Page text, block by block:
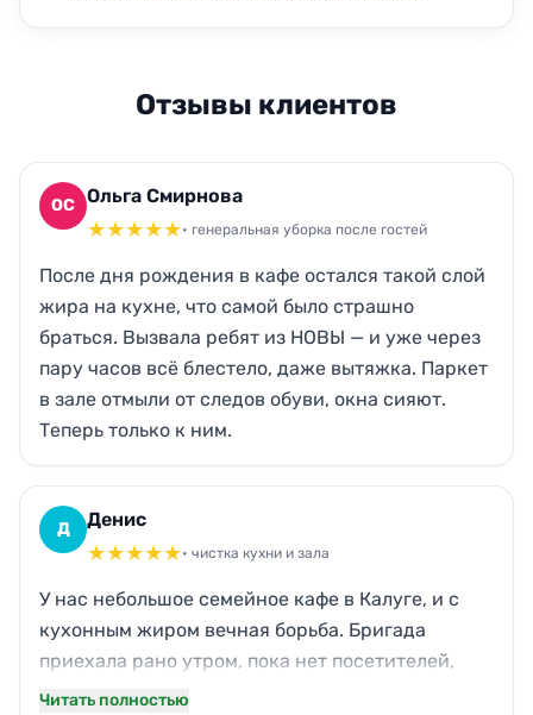
Отзывы клиентов
ОС Ольга Смирнова
★★★★★• генеральная уборка после гостей
После дня рождения в кафе остался такой слой
жира на кухне, что самой было страшно
браться. Вызвала ребят из НОВЫ — и уже через
пару часов всё блестело, даже вытяжка. Паркет
в зале отмыли от следов обуви, окна сияют.
Теперь только к ним.
Д Денис
★★★★★• чистка кухни и зала
У нас небольшое семейное кафе в Калуге, и с
кухонным жиром вечная борьба. Бригада
приехала рано утром, пока нет посетителей,
отдраили плитку, фартуки, зал — даже запах
Читать полностью